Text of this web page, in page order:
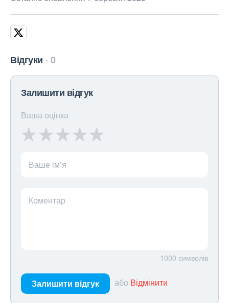
Відгуки 0
Залишити відгук
Ваша оцінка
Ваше ім’я
Коментар
1000 символів
Залишити відгук або Відмінити